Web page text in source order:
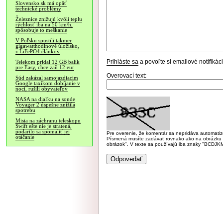
Slovensko.sk má opäť
technické problémy
Železnice znižujú kvôli teplu
rýchlosť iba na 50 km/h,
spôsobuje to meškanie
V Poľsku spustili takmer
gigawatthodinové úložisko,
z LiFePO4 článkov
Telekom pridal 12 GB balík
pre Easy, chce zaň 12 eur
Súd zakázal samojazdiacim
Google taxíkom dobíjanie v
noci, rušili obyvateľov
NASA na diaľku na sonde
Voyager 2 úspešne znížila
spotrebu
Misia na záchranu teleskopu
Swift ešte nie je stratená,
podarilo sa spomaliť jej
otáčanie
Prihláste sa a povoľte si emailové
Overovací text:
Pre overenie, že komentár sa nepridáva
Písmená musíte zadávať rovnako ako na
obrázok". V texte sa používajú iba znaky